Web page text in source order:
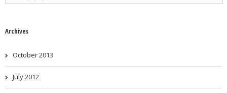
Archives
October 2013
July 2012